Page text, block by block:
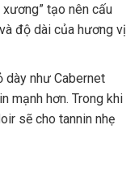
xương” tạo nên cấu
độ dài của hương vị
dày như Cabernet
mạnh hơn. Trong khi
sẽ cho tannin nhẹ